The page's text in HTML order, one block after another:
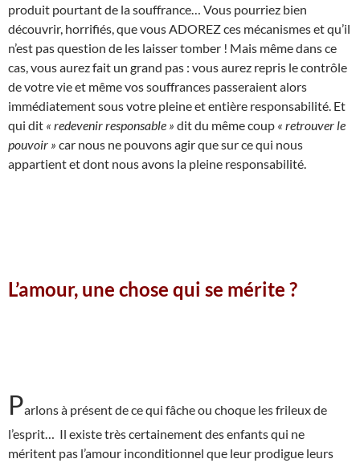
produit pourtant de la souffrance… Vous pourriez bien
découvrir, horrifiés, que vous ADOREZ ces mécanismes et qu’il
n’est pas question de les laisser tomber ! Mais même dans ce
cas, vous aurez fait un grand pas : vous aurez repris le contrôle
de votre vie et même vos souffrances passeraient alors
immédiatement sous votre pleine et entière responsabilité. Et
qui dit « redevenir responsable » dit du même coup « retrouver le
pouvoir » car nous ne pouvons agir que sur ce qui nous
appartient et dont nous avons la pleine responsabilité.
L’amour, une chose qui se mérite ?
Parlons à présent de ce qui fâche ou choque les frileux de
l’esprit… Il existe très certainement des enfants qui ne
méritent pas l’amour inconditionnel que leur prodigue leurs